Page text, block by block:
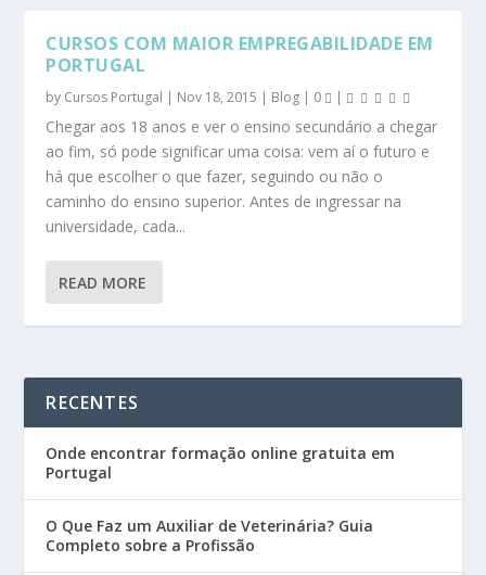
CURSOS COM MAIOR EMPREGABILIDADE EM
PORTUGAL
by Cursos Portugal | Nov 18, 2015 | Blog | 0 |
Chegar aos 18 anos e ver o ensino secundário a chegar
ao fim, só pode significar uma coisa: vem aí o futuro e
há que escolher o que fazer, seguindo ou não o
caminho do ensino superior. Antes de ingressar na
universidade, cada...
READ MORE
RECENTES
Onde encontrar formação online gratuita em
Portugal
O Que Faz um Auxiliar de Veterinária? Guia
Completo sobre a Profissão